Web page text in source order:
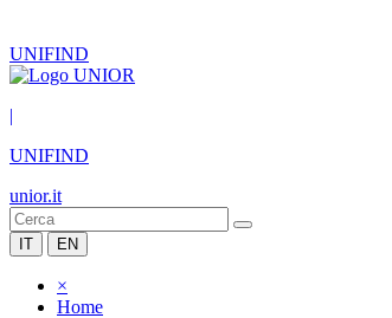
UNIFIND
|
UNIFIND
unior.it
IT EN
×
Home